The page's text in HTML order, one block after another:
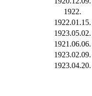
1922.
1922.01.15.
1923.05.02.
1921.06.06.
1923.02.09.
1923.04.20.